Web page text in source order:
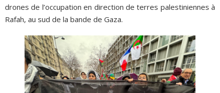
drones de l’occupation en direction de terres palestiniennes à
Rafah, au sud de la bande de Gaza.